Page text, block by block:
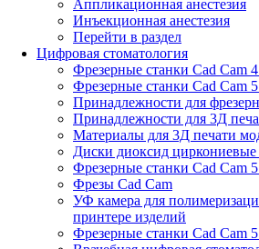
Аппликационная анестезия
Инъекционная анестезия
Перейти в раздел
Цифровая стоматология
Фрезерные станки Cad Cam
Фрезерные станки Cad Cam
Принадлежности для
Принадлежности для 3Д
Материалы для 3Д печати
Диски диоксид циркониевые
Фрезерные станки Cad Cam
Фрезы Cad Cam
УФ камера для
принтере изделий
Фрезерные станки Cad Cam